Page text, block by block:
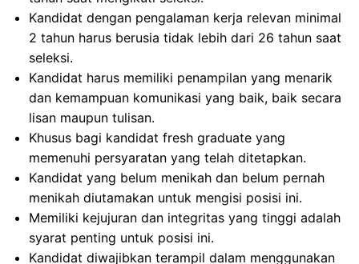
Kandidat dengan pengalaman kerja relevan minimal
2 tahun harus berusia tidak lebih dari 26 tahun saat
seleksi.
Kandidat harus memiliki penampilan yang menarik
dan kemampuan komunikasi yang baik, baik secara
lisan maupun tulisan.
Khusus bagi kandidat fresh graduate yang
memenuhi persyaratan yang telah ditetapkan.
Kandidat yang belum menikah dan belum pernah
menikah diutamakan untuk mengisi posisi ini.
Memiliki kejujuran dan integritas yang tinggi adalah
syarat penting untuk posisi ini.
Kandidat diwajibkan terampil dalam menggunakan